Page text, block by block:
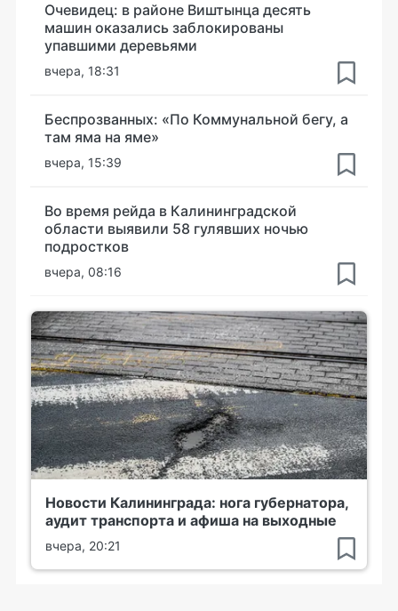
Очевидец: в районе Виштынца десять
машин оказались заблокированы
упавшими деревьями
вчера, 18:31
Беспрозванных: «По Коммунальной бегу, а
там яма на яме»
вчера, 15:39
Во время рейда в Калининградской
области выявили 58 гулявших ночью
подростков
вчера, 08:16
Новости Калининграда: нога губернатора,
аудит транспорта и афиша на выходные
вчера, 20:21